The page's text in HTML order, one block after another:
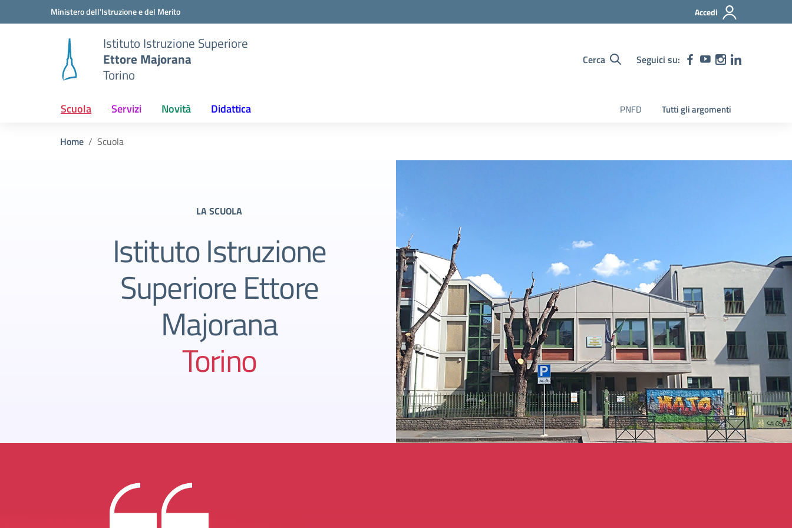
Vai ai contenuti
Vai al menu di navigazioneMinistero dell'Istruzione e del Merito Accedi
Istituto Istruzione Superiore
Ettore Majorana
Torino
Cerca Seguici su:
Scuola Servizi Novità Didattica PNFD Tutti gli argomenti
Home Scuola
LA SCUOLA
Istituto Istruzione
Superiore Ettore
Majorana
Torino